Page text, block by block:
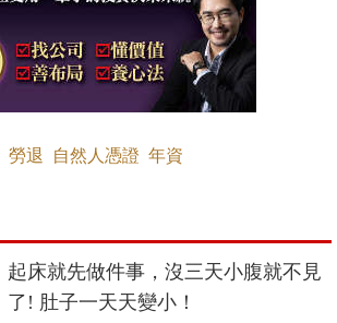
勞退 自然人憑證 年資
起床就先做件事，沒三天小腹就不見
了! 肚子一天天變小！